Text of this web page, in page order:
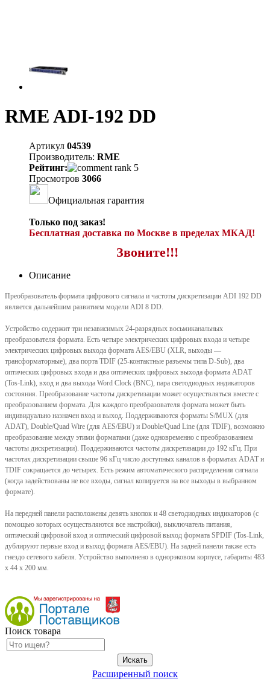
RME ADI-192 DD
Артикул 04539
Производитель: RME
Рейтинг:
Просмотров 3066
Официальная гарантия
Только под заказ!
Бесплатная доставка по Москве в пределах МКАД!
Звоните!!!
Описание
Преобразователь формата цифрового сигнала и частоты дискретизации ADI 192 DD
является дальнейшим развитием модели ADI 8 DD.
Устройство содержит три независимых 24-разрядных восьмиканальных
преобразователя формата. Есть четыре электрических цифровых входа и четыре
электрических цифровых выхода формата AES/EBU (XLR, выходы —
трансформаторные), два порта TDIF (25-контактные разъемы типа D-Sub), два
оптических цифровых входа и два оптических цифровых выхода формата ADAT
(Tos-Link), вход и два выхода Word Clock (BNC), пара светодиодных индикаторов
состояния. Преобразование частоты дискретизации может осуществляться вместе с
преобразованием формата. Для каждого преобразователя формата может быть
индивидуально назначен вход и выход. Поддерживаются форматы S/MUX (для
ADAT), Double/Quad Wire (для AES/EBU) и Double/Quad Line (для TDIF), возможно
преобразование между этими форматами (даже одновременно с преобразованием
частоты дискретизации). Поддерживаются частоты дискретизации до 192 кГц. При
частотах дискретизации свыше 96 кГц число доступных каналов в форматах ADAT и
TDIF сокращается до четырех. Есть режим автоматического распределения сигнала
(когда задействованы не все входы, сигнал копируется на все выходы в выбранном
формате).
На передней панели расположены девять кнопок и 48 светодиодных индикаторов (с
помощью которых осуществляются все настройки), выключатель питания,
оптический цифровой вход и оптический цифровой выход формата SPDIF (Tos-Link,
дублируют первые вход и выход формата AES/EBU). На задней панели также есть
гнездо сетевого кабеля. Устройство выполнено в однорэковом корпусе, габариты 483
x 44 x 200 мм.
Поиск товара
Расширенный поиск